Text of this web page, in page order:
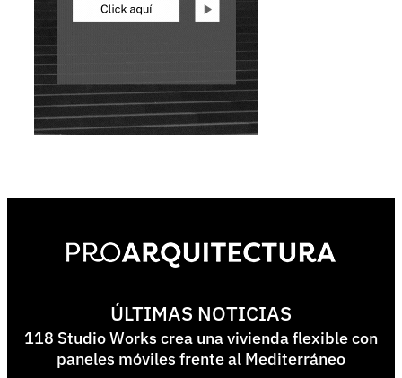
ÚLTIMAS NOTICIAS
118 Studio Works crea una vivienda flexible con
paneles móviles frente al Mediterráneo